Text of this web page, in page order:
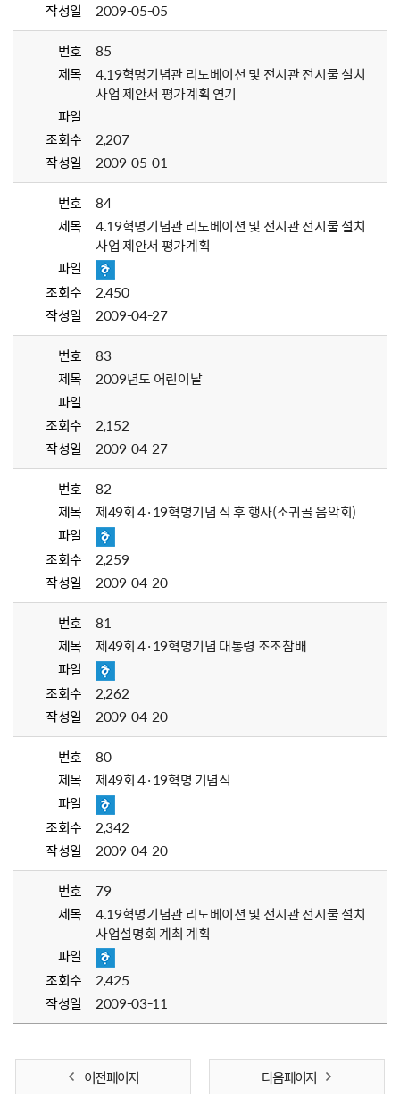
작성일
2009-05-05
번호
85
제목
4.19혁명기념관 리노베이션 및 전시관 전시물 설치
사업 제안서 평가계획 연기
파일
조회수
2,207
작성일
2009-05-01
번호
84
제목
4.19혁명기념관 리노베이션 및 전시관 전시물 설치
사업 제안서 평가계획
파일
조회수
2,450
작성일
2009-04-27
번호
83
제목
2009년도 어린이날
파일
조회수
2,152
작성일
2009-04-27
번호
82
제목
제49회 4·19혁명기념 식 후 행사(소귀골 음악회)
파일
조회수
2,259
작성일
2009-04-20
번호
81
제목
제49회 4·19혁명기념 대통령 조조참배
파일
조회수
2,262
작성일
2009-04-20
번호
80
제목
제49회 4·19혁명 기념식
파일
조회수
2,342
작성일
2009-04-20
번호
79
제목
4.19혁명기념관 리노베이션 및 전시관 전시물 설치
사업설명회 계최 계획
파일
조회수
2,425
작성일
2009-03-11
이전 페이지 다음 페이지